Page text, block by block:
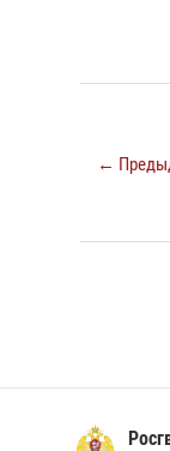
←